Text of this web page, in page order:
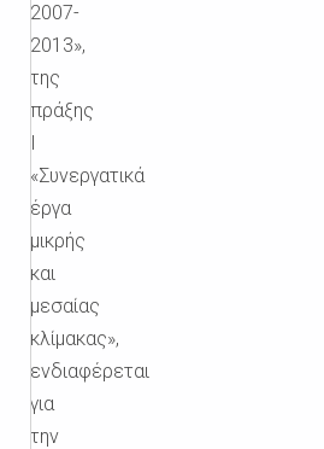
2007-
2013»,
της
πράξης
Ι
«Συνεργατικά
έργα
μικρής
και
μεσαίας
κλίμακας»,
ενδιαφέρεται
για
την